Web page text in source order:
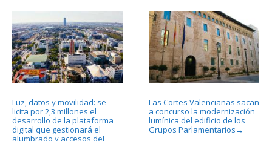
Luz, datos y movilidad: se
licita por 2,3 millones el
desarrollo de la plataforma
digital que gestionará el
alumbrado y accesos del
Las Cortes Valencianas sacan
a concurso la modernización
lumínica del edificio de los
Grupos Parlamentarios →